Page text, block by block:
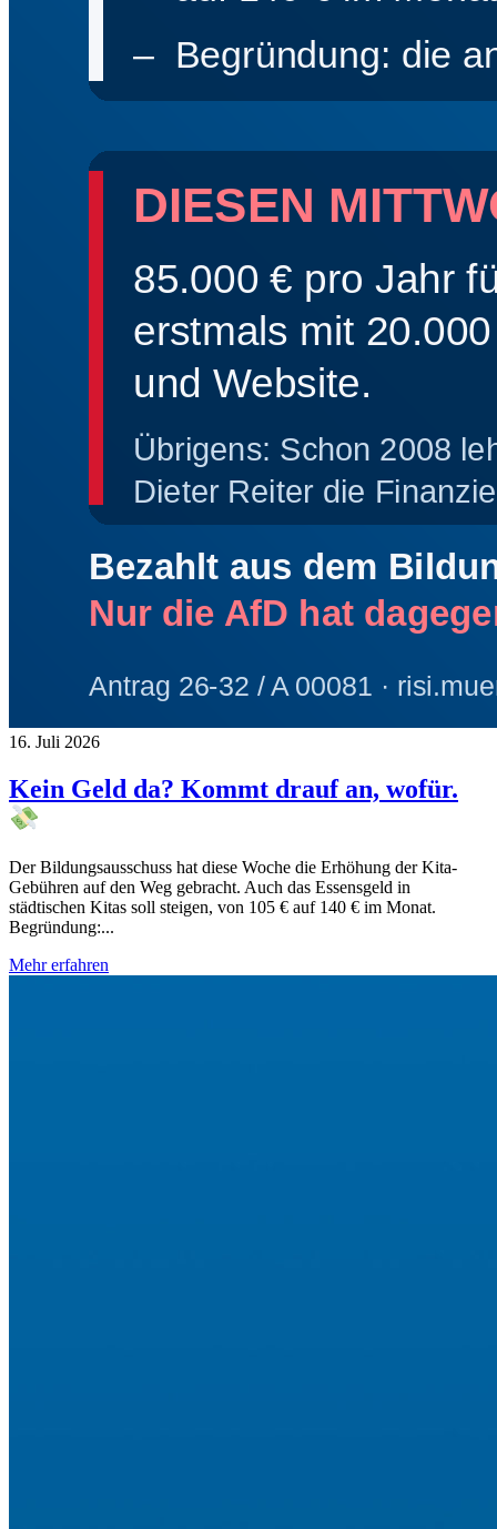
16. Juli 2026
Kein Geld da? Kommt drauf an, wofür.
Der Bildungsausschuss hat diese Woche die Erhöhung der Kita-
Gebühren auf den Weg gebracht. Auch das Essensgeld in
städtischen Kitas soll steigen, von 105 € auf 140 € im Monat.
Begründung:...
Mehr erfahren